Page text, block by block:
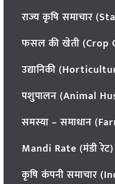
राज्य कृषि समाचार
फसल की खेती (Crop
उद्यानिकी
पशुपालन (Animal
समस्या – समाधान
Mandi Rate (मंडी रेट)
कृषि कंपनी समाचार